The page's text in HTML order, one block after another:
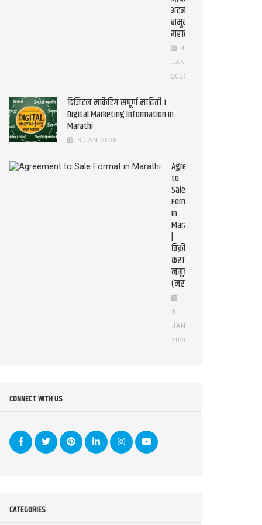
अटर्नी
नमुना
मराठीत
4
JAN
2026
डिजिटल मार्केटिंग संपूर्ण माहिती ।
Digital Marketing Information in
Marathi
3 JAN 2026
Agreement
to
Sale
Format
in
Marathi
|
विक्री
कराराचा
नमुना
(मराठी)
3
JAN
2026
CONNECT WITH US
CATEGORIES